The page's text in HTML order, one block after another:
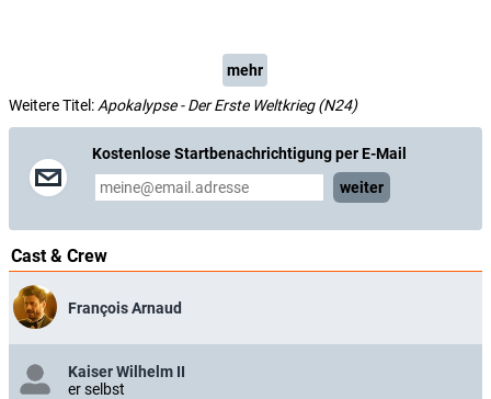
mehr
Weitere Titel: Apokalypse - Der Erste Weltkrieg (N24)
Kostenlose Startbenachrichtigung per E-Mail
weiter
Cast & Crew
François Arnaud
Kaiser Wilhelm II
er selbst